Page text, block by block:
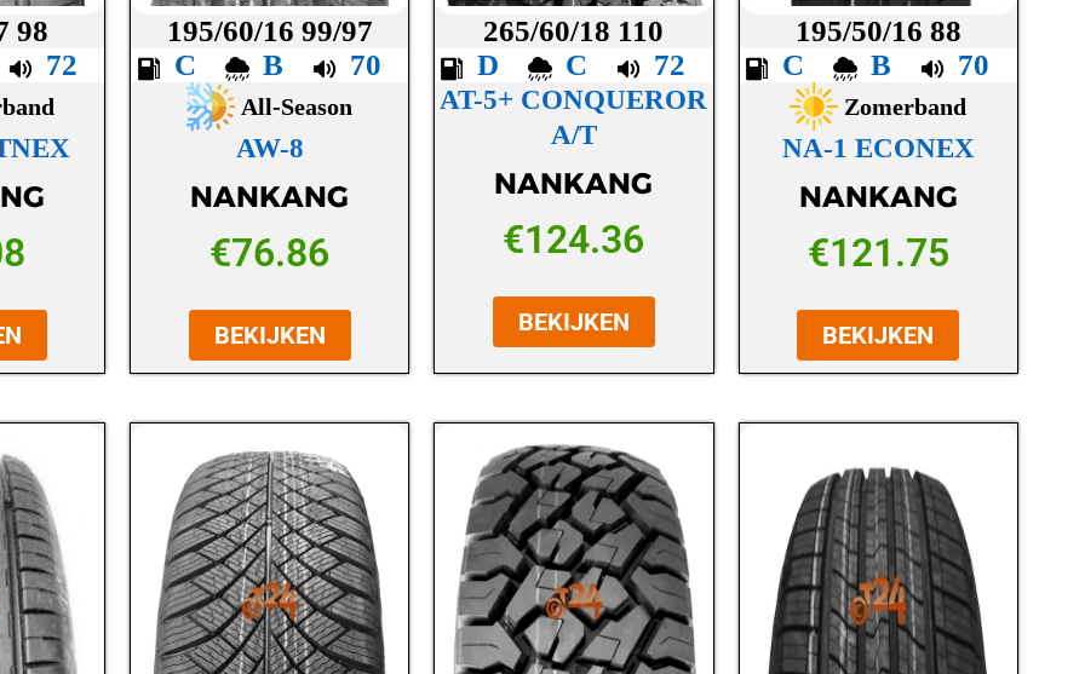
98
72
195/60/16 99/97
C
B 70
All-Season
AW-8
NANKANG
€76.86
BEKIJKEN
265/60/18 110
D
C 72
AT-5+ CONQUEROR
A/T
NANKANG
€124.36
BEKIJKEN
195/50/16 88
C
B 70
Zomerband
NA-1 ECONEX
NANKANG
€121.75
BEKIJKEN